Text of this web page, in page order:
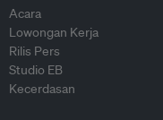
Acara
Lowongan Kerja
Rilis Pers
Studio EB
Kecerdasan